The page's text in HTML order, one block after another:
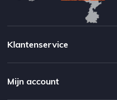
Klantenservice
Mijn account